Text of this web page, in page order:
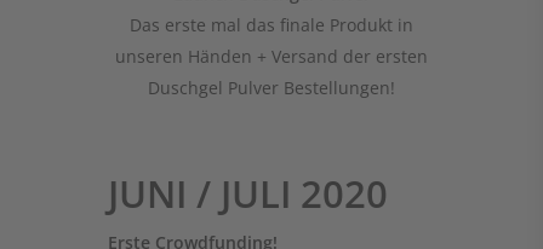
Das erste mal das finale Produkt in
unseren Händen + Versand der ersten
Duschgel Pulver Bestellungen!
JUNI / JULI 2020
Erste Crowdfunding!